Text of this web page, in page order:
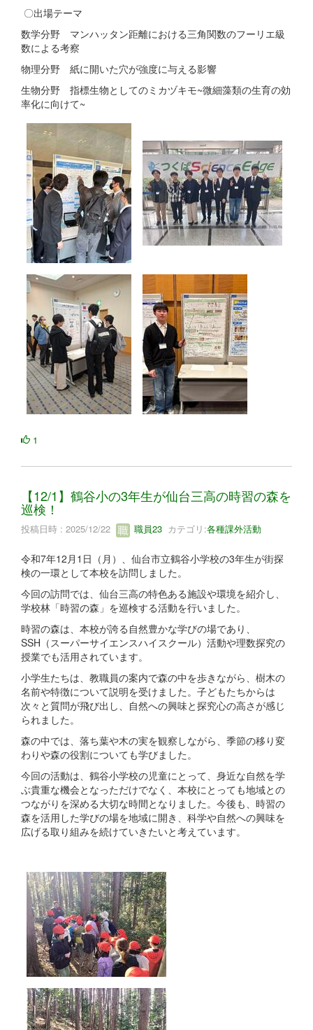
〇出場テーマ
数学分野 マンハッタン距離における三角関数のフーリエ級
数による考察
物理分野 紙に開いた穴が強度に与える影響
生物分野 指標生物としてのミカヅキモ~微細藻類の生育の効
率化に向けて~
1
【12/1】鶴谷小の3年生が仙台三高の時習の森を
巡検！
投稿日時 : 2025/12/22 職員23 カテゴリ:各種課外活動
令和7年12月1日（月）、仙台市立鶴谷小学校の3年生が街探
検の一環として本校を訪問しました。
今回の訪問では、仙台三高の特色ある施設や環境を紹介し、
学校林「時習の森」を巡検する活動を行いました。
時習の森は、本校が誇る自然豊かな学びの場であり、
SSH（スーパーサイエンスハイスクール）活動や理数探究の
授業でも活用されています。
小学生たちは、教職員の案内で森の中を歩きながら、樹木の
名前や特徴について説明を受けました。子どもたちからは
次々と質問が飛び出し、自然への興味と探究心の高さが感じ
られました。
森の中では、落ち葉や木の実を観察しながら、季節の移り変
わりや森の役割についても学びました。
今回の活動は、鶴谷小学校の児童にとって、身近な自然を学
ぶ貴重な機会となっただけでなく、本校にとっても地域との
つながりを深める大切な時間となりました。今後も、時習の
森を活用した学びの場を地域に開き、科学や自然への興味を
広げる取り組みを続けていきたいと考えています。